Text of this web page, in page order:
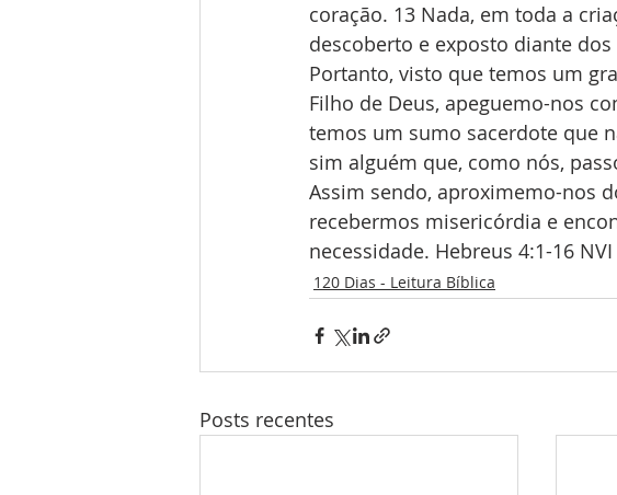
coração. 13 Nada, em toda a
descoberto e exposto diante
Portanto, visto que temos um
Filho de Deus, apeguemo-nos
temos um sumo sacerdote que
sim alguém que, como nós,
Assim sendo, aproximemo-nos
recebermos misericórdia e
necessidade. Hebreus 4:1-16 NVI
120 Dias - Leitura Bíblica
Posts recentes